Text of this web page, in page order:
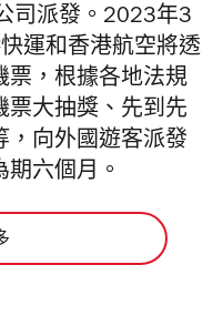
司派發。 2023年3
運和香港航空將透
票，根據各地法規
票大抽獎、先到先
，向外國遊客派發
期六個月。